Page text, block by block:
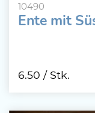
10490
Ente mit
6.50 / Stk.